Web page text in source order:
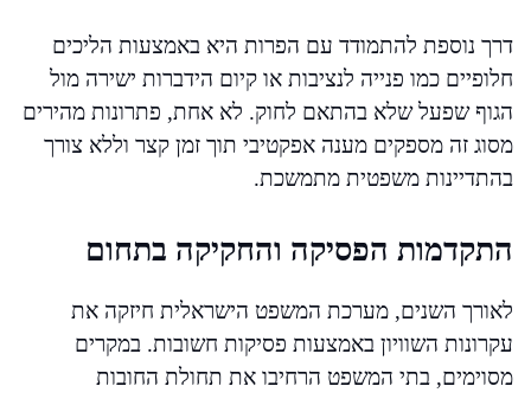
דרך נוספת להתמודד עם הפרות היא באמצעות הליכים
חלופיים כמו פנייה לנציבות או קיום הידברות ישירה מול
הגוף שפעל שלא בהתאם לחוק. לא אחת, פתרונות מהירים
מסוג זה מספקים מענה אפקטיבי תוך זמן קצר וללא צורך
בהתדיינות משפטית מתמשכת.
התקדמות הפסיקה והחקיקה בתחום
לאורך השנים, מערכת המשפט הישראלית חיזקה את
עקרונות השוויון באמצעות פסיקות חשובות. במקרים
מסוימים, בתי המשפט הרחיבו את תחולת החובות